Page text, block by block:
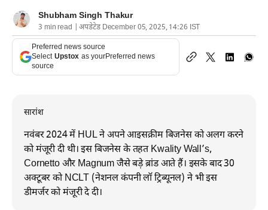
Shubham Singh Thakur
3 min read | अपडेटेड December 05, 2025, 14:26 IST
Preferred news source
Select Upstox as yourPreferred news
source
सारांश
नवंबर 2024 में HUL ने अपने आइसक्रीम बिजनेस को अलग करने
को मंजूरी दी थी। इस बिजनेस के तहत Kwality Wall’s,
Cornetto और Magnum जैसे बड़े ब्रांड आते हैं। इसके बाद 30
अक्टूबर को NCLT (नेशनल कंपनी लॉ ट्रिब्यूनल) ने भी इस
डीमर्जर को मंजूरी दे दी।